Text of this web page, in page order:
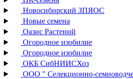
Новосибирский ЗПЯОС
Новые семена
Оазис Растений
Огородное изобилие
Огородное изобилие
ОКБ СибНИИСХоз
ООО " Селекционно-